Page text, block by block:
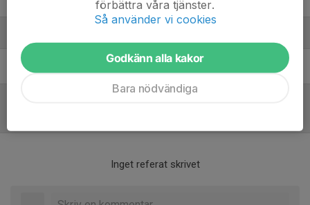
Tränare
Inget referat skrivet
förbättra våra tjänster.
Så använder vi cookies
Godkänn alla kakor
Bara nödvändiga